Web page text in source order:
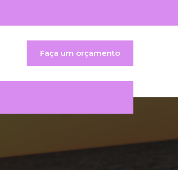
Faça um orçamento